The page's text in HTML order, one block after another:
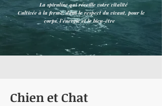
La spiruline qui réveille votre vitalité
Cultivée à la ferme, dans le respect du vivant, pour le
corps, l’énergie et le bien-être
Chien et Chat